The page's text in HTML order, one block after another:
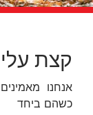
קצת
אנחנו
כשהם ביחד